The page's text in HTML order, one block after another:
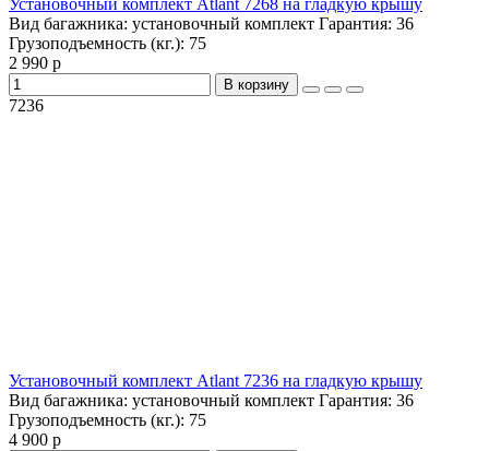
Установочный комплект Atlant 7268 на гладкую крышу
Вид багажника: установочный комплект Гарантия: 36
Грузоподъемность (кг.): 75
2 990 р
В корзину
7236
Установочный комплект Atlant 7236 на гладкую крышу
Вид багажника: установочный комплект Гарантия: 36
Грузоподъемность (кг.): 75
4 900 р